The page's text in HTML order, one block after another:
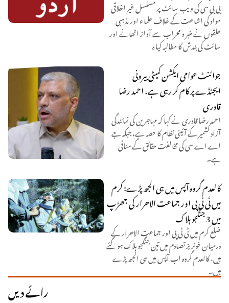
بی بی سی کی ویب سائٹ پر مسلسل غیر اخلاقی
مواد کی اشاعت کے خلاف علماء اور مذہبی
حلقوں نے منبر و محراب سے آواز اٹھانے اور
سائٹ کی بندش کا مطالبہ کیا ہ
جوائنٹ عوامی ایکشن کمیٹی بیرونی
ایجنڈے پر کام کر رہی ہے، احمد رضا
قادری
احمد رضا قادری نے کہا کہ مہاجرین کی نمائندگی
آزاد کشمیر کے آئینی نظام کا حصہ ہے، جبکہ جے
اے اے سی کی مخالفت حقائق کے منافی
ہے۔
کالعدم گروہ آپس میں ہی الجھ پڑے: کرم
میں ٹی ٹی پی اور جماعت الاحرار کی جھڑپ
میں 3 جنگجو ہلاک
ضلع کرم میں ٹی ٹی پی اور جماعت الاحرار کے
درمیان خونریز تصادم میں تین جنگجو ہلاک ہو گئے
ہیں، کالعدم گروہ اب آپس میں ہی الجھ پڑے
ہیں۔
رائے دیں